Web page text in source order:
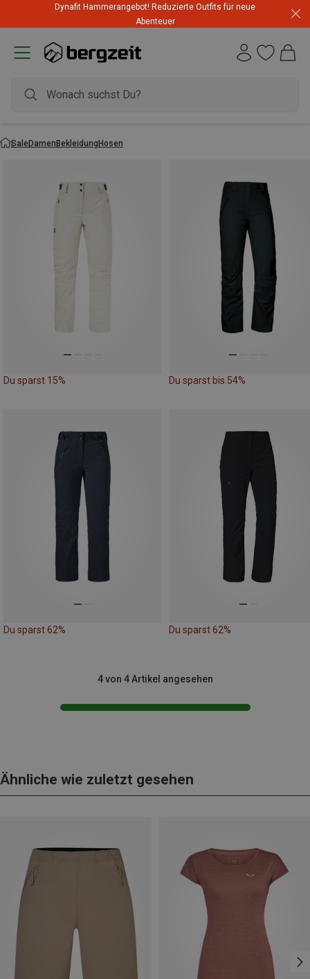
Dynafit Hammerangebot! Reduzierte Outfits für neue
Abenteuer
SaleDamenBekleidungHosen
Du sparst 15% Du sparst bis 54%
Du sparst 62% Du sparst 62%
4 von 4 Artikel angesehen
Ähnliche wie zuletzt gesehen